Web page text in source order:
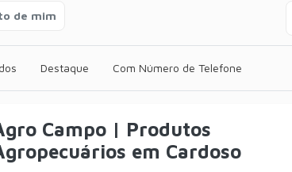
de mim
Destaque Com Número de Telefone
Campo | Produtos
em Cardoso